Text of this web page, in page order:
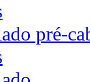
pré-